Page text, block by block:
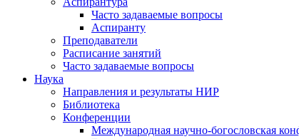
Часто задаваемые вопросы
Аспиранту
Преподаватели
Расписание занятий
Часто задаваемые вопросы
Наука
Направления и результаты НИР
Библиотека
Конференции
Международная научно-богословская